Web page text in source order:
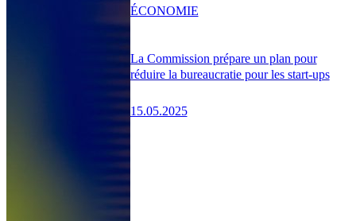
La Commission prépare un plan pour
réduire la bureaucratie pour les start-ups
15.05.2025
ÉCONOMIE